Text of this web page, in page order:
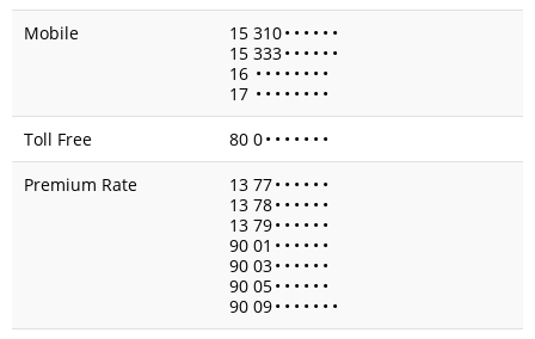
Mobile
15 310• • • • • •
15 333• • • • • •
16 • • • • • • • •
17 • • • • • • • •
Toll Free
80 0• • • • • • •
Premium Rate
13 77• • • • • •
13 78• • • • • •
13 79• • • • • •
90 01 • • • • • •
90 03• • • • • •
90 05• • • • • •
90 09• • • • • • •